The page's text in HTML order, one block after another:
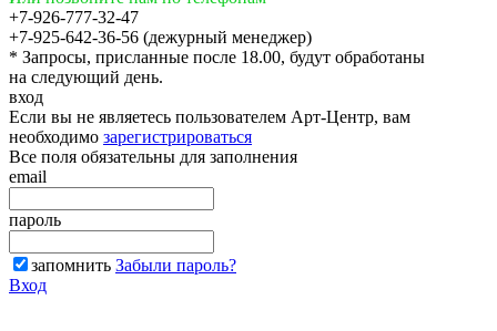
+7-926-777-32-47
+7-925-642-36-56 (дежурный менеджер)
* Запросы, присланные после 18.00, будут обработаны
на следующий день.
вход
Если вы не являетесь пользователем Арт-Центр, вам
необходимо зарегистрироваться
Все поля обязательны для заполнения
email
пароль
запомнить Забыли пароль?
Вход